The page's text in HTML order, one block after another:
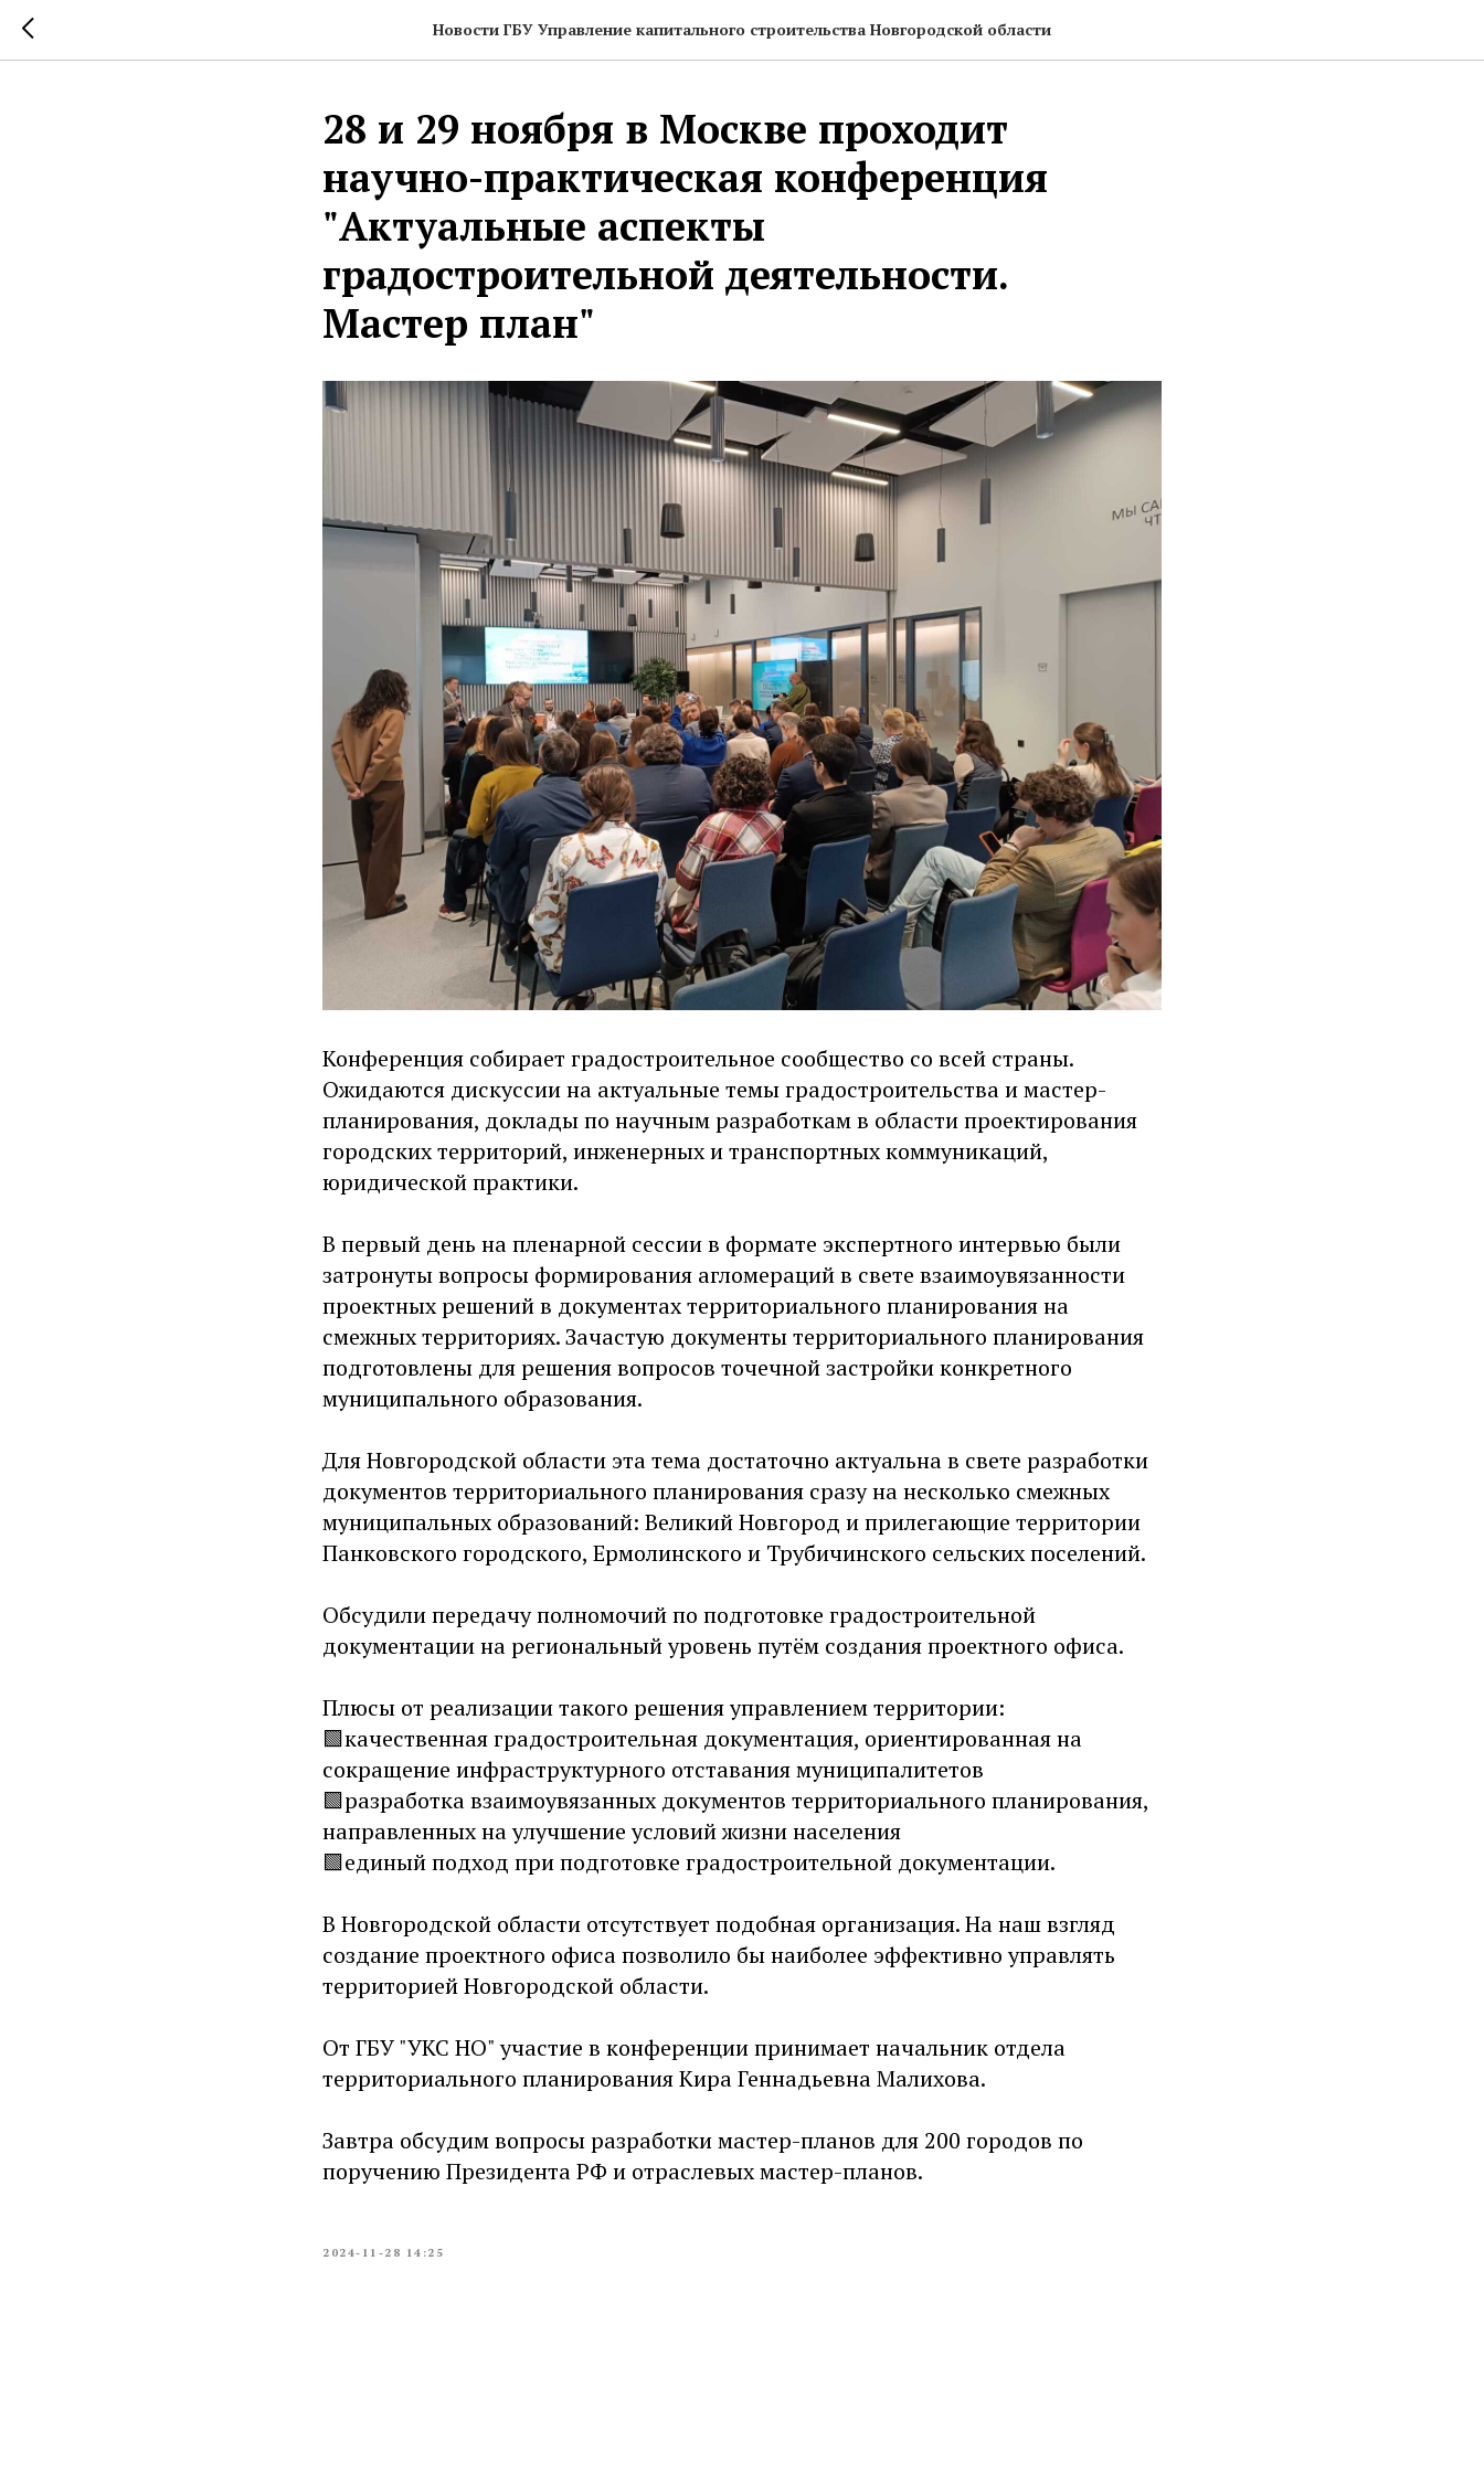
Новости ГБУ Управление капитального строительства Новгородской области
️28 и 29 ноября в Москве проходит
научно-практическая конференция
"Актуальные аспекты
градостроительной деятельности.
Мастер план"
Конференция собирает градостроительное сообщество со всей страны.
Ожидаются дискуссии на актуальные темы градостроительства и мастер-
планирования, доклады по научным разработкам в области проектирования
городских территорий, инженерных и транспортных коммуникаций,
юридической практики.
В первый день на пленарной сессии в формате экспертного интервью были
затронуты вопросы формирования агломераций в свете взаимоувязанности
проектных решений в документах территориального планирования на
смежных территориях. Зачастую документы территориального планирования
подготовлены для решения вопросов точечной застройки конкретного
муниципального образования.
Для Новгородской области эта тема достаточно актуальна в свете разработки
документов территориального планирования сразу на несколько смежных
муниципальных образований: Великий Новгород и прилегающие территории
Панковского городского, Ермолинского и Трубичинского сельских поселений.
Обсудили передачу полномочий по подготовке градостроительной
документации на региональный уровень путём создания проектного офиса.
Плюсы от реализации такого решения управлением территории:
🟩качественная градостроительная документация, ориентированная на
сокращение инфраструктурного отставания муниципалитетов
🟩разработка взаимоувязанных документов территориального планирования,
направленных на улучшение условий жизни населения
🟩единый подход при подготовке градостроительной документации.
В Новгородской области отсутствует подобная организация. На наш взгляд
создание проектного офиса позволило бы наиболее эффективно управлять
территорией Новгородской области.
От ГБУ "УКС НО" участие в конференции принимает начальник отдела
территориального планирования Кира Геннадьевна Малихова.
Завтра обсудим вопросы разработки мастер-планов для 200 городов по
поручению Президента РФ и отраслевых мастер-планов.
2024-11-28 14:25